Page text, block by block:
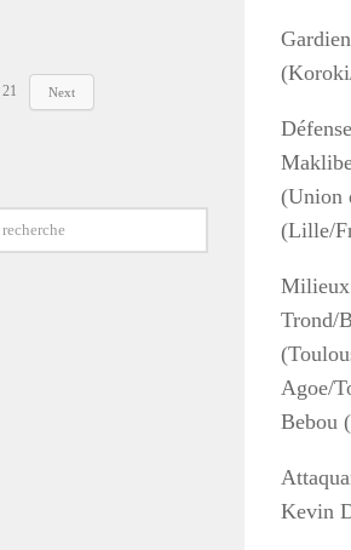
(Union
(Lille/
Trond/
Agoe/
Bebou
Kevin
21 Next